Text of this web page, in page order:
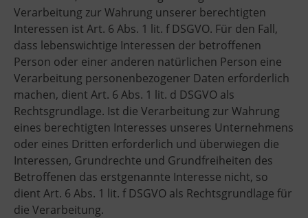
Verarbeitung zur Wahrung unserer berechtigten
Interessen ist Art. 6 Abs. 1 lit. f DSGVO. Für den Fall,
dass lebenswichtige Interessen der betroffenen
Person oder einer anderen natürlichen Person eine
Verarbeitung personenbezogener Daten erforderlich
machen, dient Art. 6 Abs. 1 lit. d DSGVO als
Rechtsgrundlage. Ist die Verarbeitung zur Wahrung
eines berechtigten Interesses unseres Unternehmens
oder eines Dritten erforderlich und überwiegen die
Interessen, Grundrechte und Grundfreiheiten des
Betroffenen das erstgenannte Interesse nicht, so
dient Art. 6 Abs. 1 lit. f DSGVO als Rechtsgrundlage für
die Verarbeitung.